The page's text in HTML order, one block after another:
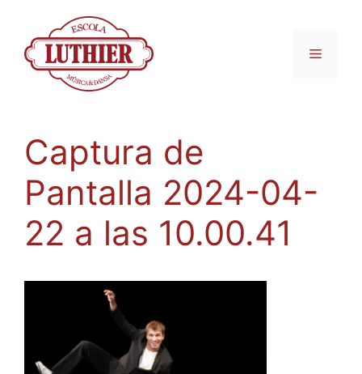
Captura de
Pantalla 2024-04-
22 a las 10.00.41